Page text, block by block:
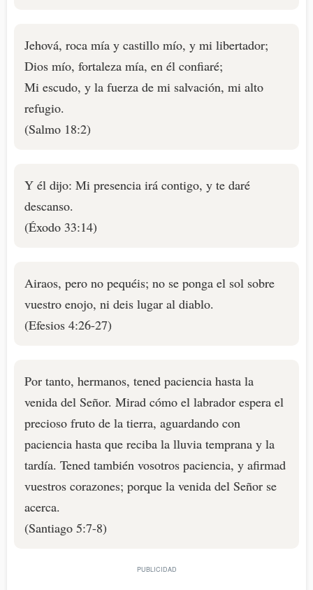
Jehová, roca mía y castillo mío, y mi libertador;
Dios mío, fortaleza mía, en él confiaré;
Mi escudo, y la fuerza de mi salvación, mi alto
refugio.
(Salmo 18:2)
Y él dijo: Mi presencia irá contigo, y te daré
descanso.
(Éxodo 33:14)
Airaos, pero no pequéis; no se ponga el sol sobre
vuestro enojo, ni deis lugar al diablo.
(Efesios 4:26-27)
Por tanto, hermanos, tened paciencia hasta la
venida del Señor. Mirad cómo el labrador espera el
precioso fruto de la tierra, aguardando con
paciencia hasta que reciba la lluvia temprana y la
tardía. Tened también vosotros paciencia, y afirmad
vuestros corazones; porque la venida del Señor se
acerca.
(Santiago 5:7-8)